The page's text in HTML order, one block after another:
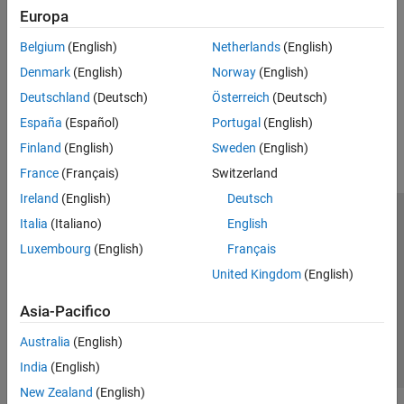
Certification Kit)
TheIEC Certification Kit
includes certification and qualification
How useful was this information?
Europa
Belgium (English)
Denmark (English)
Deutschland (Deutsch)
España (Español)
Finland (English)
France (Français)
Ireland (English)
Italia (Italiano)
Luxembourg (English)
Netherlands(English)
Norway(English)
Österreich (Deutsch)
Portugal (English)
Sweden (English)
Switzerland
Deutsch
English
Français
United Kingdom(English)
Asia-Pacifico
Australia (English)
India (English)
New Zealand (English)
Centro di fiducia
Informativa sulla privacy
Antipirateria
Stato dell'applicazione
Contatti
© 1994-2026 The MathWorks, Inc.
Seleziona